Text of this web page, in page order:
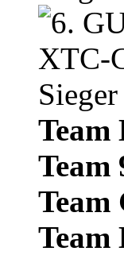
Team
Team
Team